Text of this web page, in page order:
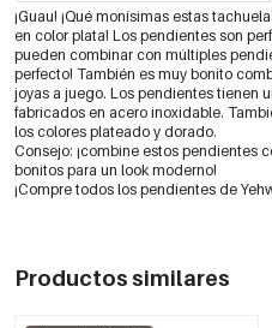
¡Guau! ¡Qué monísimas estas
en color plata! Los pendientes son
pueden combinar con múltiples
perfecto! También es muy bonito
joyas a juego. Los pendientes tienen
fabricados en acero inoxidable.
los colores plateado y dorado.
Consejo: ¡combine estos pendientes
bonitos para un look moderno!
¡Compre todos los pendientes de
Productos similares